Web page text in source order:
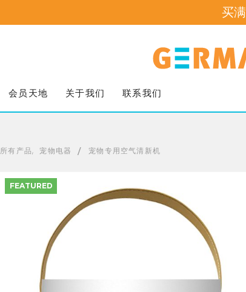
买满
会员天地 关于我们 联系我们
所有产品, 宠物电器 宠物专用空气清新机
FEATURED